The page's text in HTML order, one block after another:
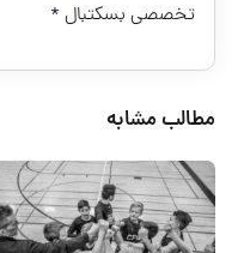
تخصصی بسکتبال *
مطالب مشابه